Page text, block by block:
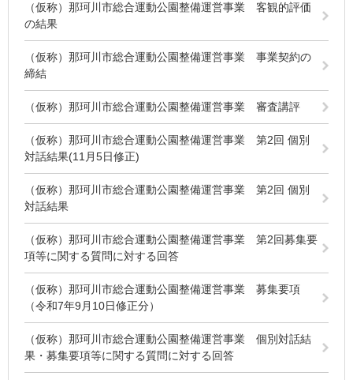
（仮称）那珂川市総合運動公園整備運営事業 客観的評価
の結果
（仮称）那珂川市総合運動公園整備運営事業 事業契約の
締結
（仮称）那珂川市総合運動公園整備運営事業 審査講評
（仮称）那珂川市総合運動公園整備運営事業 第2回 個別
対話結果(11月5日修正)
（仮称）那珂川市総合運動公園整備運営事業 第2回 個別
対話結果
（仮称）那珂川市総合運動公園整備運営事業 第2回募集要
項等に関する質問に対する回答
（仮称）那珂川市総合運動公園整備運営事業 募集要項
（令和7年9月10日修正分）
（仮称）那珂川市総合運動公園整備運営事業 個別対話結
果・募集要項等に関する質問に対する回答